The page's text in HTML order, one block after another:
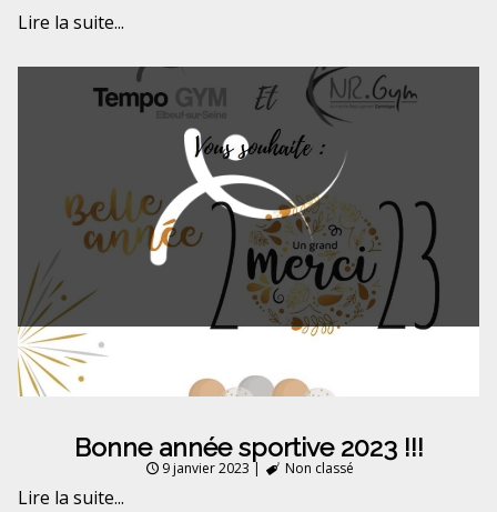
Lire la suite...
Bonne année sportive 2023 !!!
9 janvier 2023 | Non classé
Lire la suite...